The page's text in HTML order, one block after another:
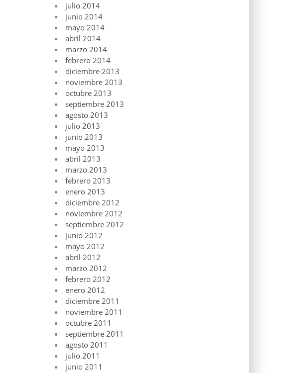
julio 2014
junio 2014
mayo 2014
abril 2014
marzo 2014
febrero 2014
diciembre 2013
noviembre 2013
octubre 2013
septiembre 2013
agosto 2013
julio 2013
junio 2013
mayo 2013
abril 2013
marzo 2013
febrero 2013
enero 2013
diciembre 2012
noviembre 2012
septiembre 2012
junio 2012
mayo 2012
abril 2012
marzo 2012
febrero 2012
enero 2012
diciembre 2011
noviembre 2011
octubre 2011
septiembre 2011
agosto 2011
julio 2011
junio 2011